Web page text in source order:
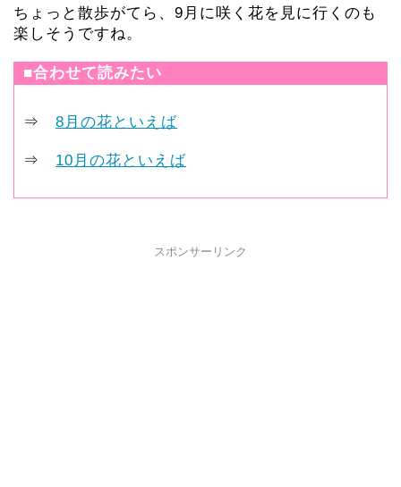
ちょっと散歩がてら、9月に咲く花を見に行くのも
楽しそうですね。
■合わせて読みたい
⇒ 8月の花といえば
⇒ 10月の花といえば
スポンサーリンク